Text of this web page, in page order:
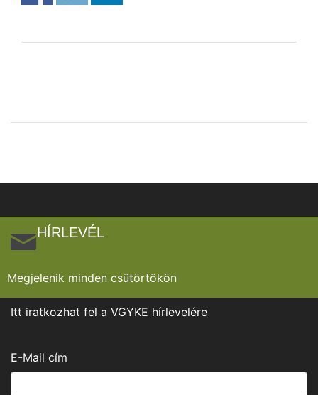
HÍRLEVÉL
Megjelenik minden csütörtökön
Itt iratkozhat fel a VGYKE hírlevelére
E-Mail cím